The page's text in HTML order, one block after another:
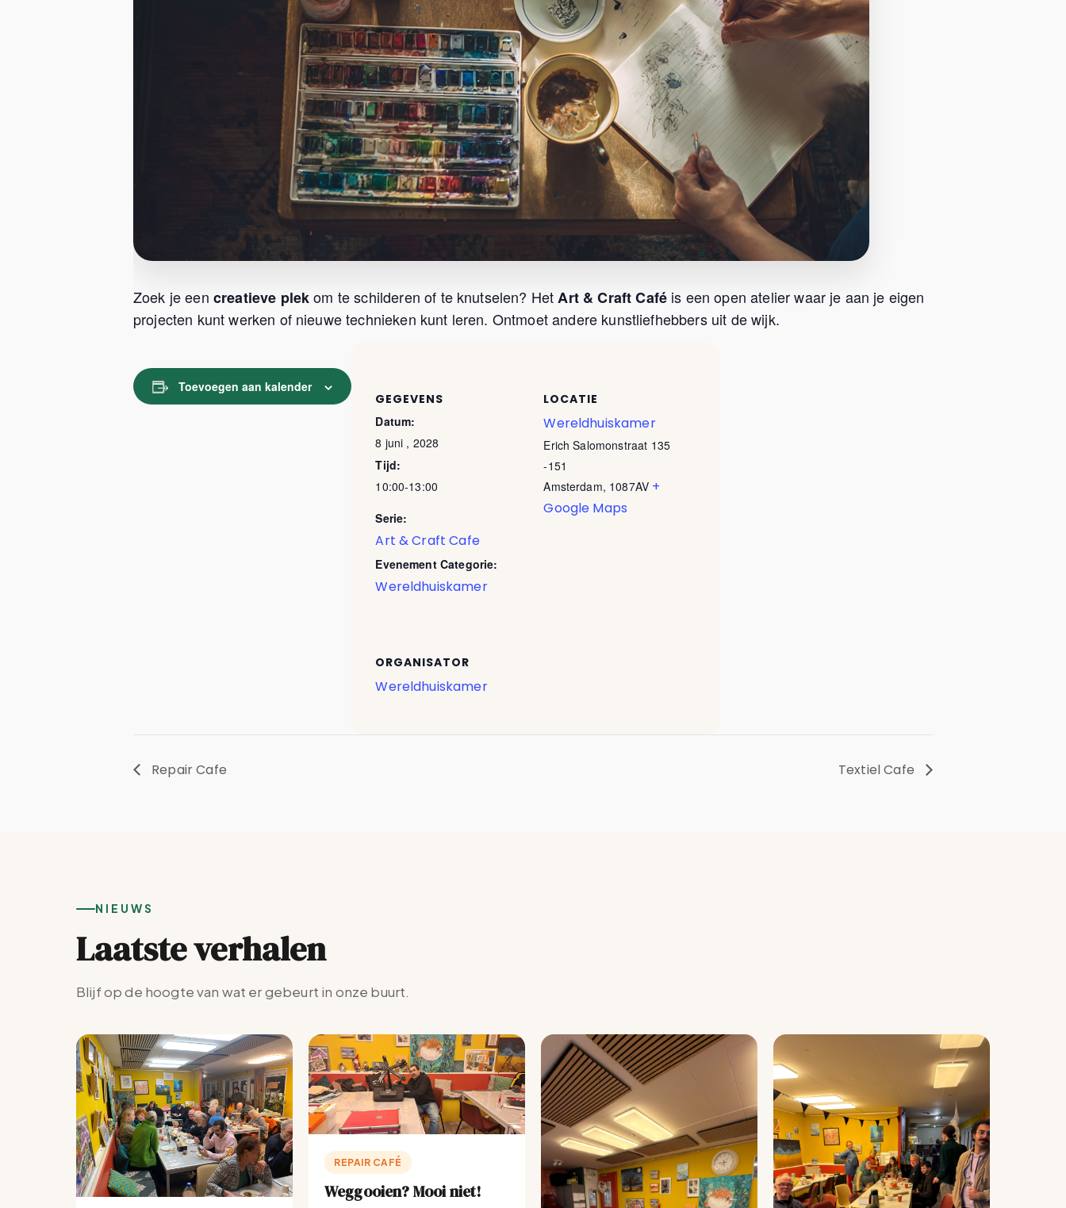
Zoek je een creatieve plekom te schilderen of te knutselen? Het Art & Craft Caféis een open atelier waar je aan je eigen
projecten kunt werken of nieuwe technieken kunt leren. Ontmoet andere kunstliefhebbers uit de wijk.
Toevoegen aan kalender
GEGEVENS
Datum:
8 juni , 2028
Tijd:
10:00-13:00
Serie:
Art & Craft Cafe
Evenement Categorie:
Wereldhuiskamer
LOCATIE
Wereldhuiskamer
Erich Salomonstraat 135
-151
Amsterdam, 1087AV +
Google Maps
ORGANISATOR
Wereldhuiskamer
Repair Cafe Textiel Cafe
NIEUWS
Laatste verhalen
Blijf op de hoogte van wat er gebeurt in onze buurt.
REPAIR CAFÉ
Weggooien? Mooi niet!